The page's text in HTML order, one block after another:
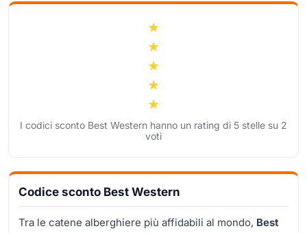
I codici sconto Best Western hanno un rating di 5 stelle su 2
voti
Codice sconto Best Western
Tra le catene alberghiere più affidabili al mondo, Best